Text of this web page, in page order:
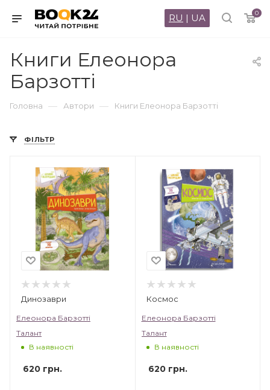
0
RU | UA
Книги Елеонора
Барзотті
Головна — Автори — Книги Елеонора Барзотті
ФІЛЬТР
Динозаври
Елеонора Барзотті
Талант
В наявності
620 грн.
Космос
Елеонора Барзотті
Талант
В наявності
620грн.